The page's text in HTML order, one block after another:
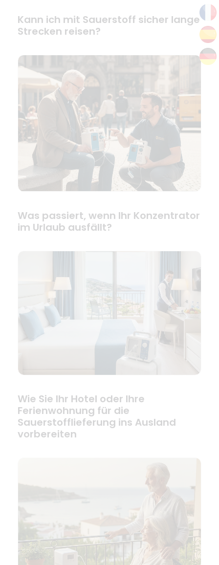
Kann ich mit Sauerstoff sicher lange
Strecken reisen?
Was passiert, wenn Ihr Konzentrator
im Urlaub ausfällt?
Wie Sie Ihr Hotel oder Ihre
Ferienwohnung für die
Sauerstofflieferung ins Ausland
vorbereiten